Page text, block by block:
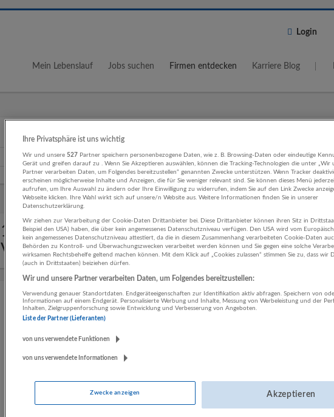
Login
Mein Lebenslauf Jobs suchen Firmen entdecken Karriere Blog
Wo?
5 km
1 Transport, Verkehr Finanz- und
Versicherungsleistungen Unternehmen
LUGSTEIN CONSULTING
Bergheim bei Salzburg
Energieversorgung | Finanz- und Versicherungsleistungen |
Gesundheitswesen | Herstellung von Waren | IT-Dienstleistungen |
Öffentliche Verwaltung | Rechtsberatung und Wirtschaftsprüfung |
Sonstige Dienstleistungen | Sozialwesen | Verkehr | Verlagswesen |
Ihre Privatsphäre ist uns wichtig
Wir und unsere527 Partner speichern personenbezogene Daten, wie z. B. Browsing-Daten oder eindeutige
Gerät und greifen darauf zu . Wenn Sie Akzeptieren auswählen, können die Tracking-Technologien die unter „Wir
Partner verarbeiten Daten, um Folgendes bereitzustellen“ genannten Zwecke unterstützen. Wenn Tracker
erscheinen möglicherweise Inhalte und Anzeigen, die für Sie weniger relevant sind. Sie können dieses Menü
aufrufen, um Ihre Auswahl zu ändern oder Ihre Einwilligung zu widerrufen, indem Sie auf den Link Zwecke
Webseite klicken. Ihre Wahl wirkt sich auf unsere/n Website aus. Weitere Informationen finden Sie in unserer
Datenschutzerklärung.
Wir ziehen zur Verarbeitung der Cookie-Daten Drittanbieter bei. Diese Drittanbieter können ihren Sitz in
Beispiel den USA) haben, die über kein angemessenes Datenschutzniveau verfügen. Den USA wird vom
kein angemessenes Datenschutzniveau attestiert, da die in diesem Zusammenhang verarbeiteten Cookie-Daten
Behörden zu Kontroll- und Überwachungszwecken verarbeitet werden können und Sie gegen eine solche
wirksamen Rechtsbehelfe geltend machen können. Mit dem Klick auf „Cookies zulassen“ stimmen Sie zu, dass wir
(auch in Drittstaaten) beiziehen dürfen.
Wir und unsere Partner verarbeiten Daten, um Folgendes bereitzustellen:
Verwendung genauer Standortdaten. Endgeräteeigenschaften zur Identifikation aktiv abfragen. Speichern von
Informationen auf einem Endgerät. Personalisierte Werbung und Inhalte, Messung von Werbeleistung und der
Inhalten, Zielgruppenforschung sowie Entwicklung und Verbesserung von Angeboten.
Liste der Partner (Lieferanten)
von uns verwendete Funktionen
von uns verwendete Informationen
Zwecke anzeigen Akzeptieren